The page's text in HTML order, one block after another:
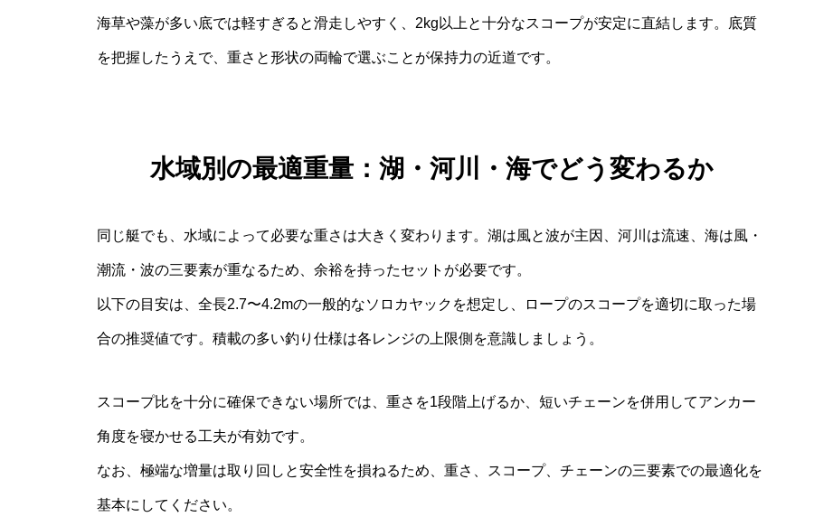
海草や藻が多い底では軽すぎると滑走しやすく、2kg以上と十分なスコープが安定に直結します。底質
を把握したうえで、重さと形状の両輪で選ぶことが保持力の近道です。
水域別の最適重量：湖・河川・海でどう変わるか
同じ艇でも、水域によって必要な重さは大きく変わります。湖は風と波が主因、河川は流速、海は風・
潮流・波の三要素が重なるため、余裕を持ったセットが必要です。
以下の目安は、全長2.7〜4.2mの一般的なソロカヤックを想定し、ロープのスコープを適切に取った場
合の推奨値です。積載の多い釣り仕様は各レンジの上限側を意識しましょう。
スコープ比を十分に確保できない場所では、重さを1段階上げるか、短いチェーンを併用してアンカー
角度を寝かせる工夫が有効です。
なお、極端な増量は取り回しと安全性を損ねるため、重さ、スコープ、チェーンの三要素での最適化を
基本にしてください。